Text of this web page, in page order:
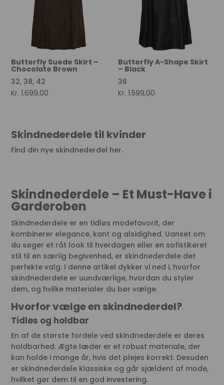
Butterfly Suede Skirt –
Chocolate Brown
32, 38, 42
Kr. 1.699,00
Butterfly A-Shape Skirt
– Black
36
Kr. 1.599,00
Skindnederdele til kvinder
Find din nye skindnederdel her.
Skindnederdele – Et Must-Have i
Garderoben
Skindnederdele er en tidløs modefavorit, der
kombinerer elegance, kant og alsidighed. Uanset om
du søger et råt look til hverdagen eller en sofistikeret
stil til en særlig begivenhed, er skindnederdele det
perfekte valg. I denne artikel dykker vi ned i, hvorfor
skindnederdele er uundværlige, hvordan du styler
dem, og hvilke materialer du bør vælge.
Hvorfor vælge en skindnederdel?
Tidløs og holdbar
En af de største fordele ved skindnederdele er deres
holdbarhed. Ægte læder er et robust materiale, der
kan holde i mange år, hvis det plejes korrekt. Desuden
er skindnederdele klassiske og går sjældent af mode,
hvilket gør dem til en god investering.